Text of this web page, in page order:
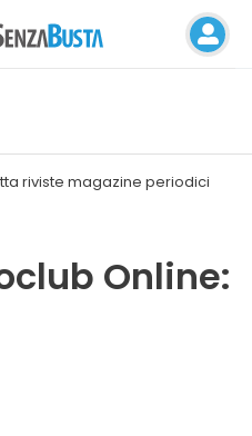
riviste magazine periodici
Online: